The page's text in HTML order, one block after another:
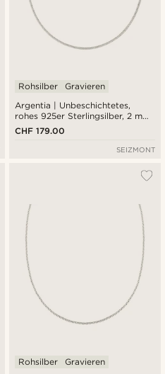
Argentia | Unbeschichtetes,
rohes 925er Sterlingsilber, 2 mm,
Panzerkette, Halskette
Rohsilber Gravieren
CHF 179.00
SEIZMONT
Rohsilber Gravieren